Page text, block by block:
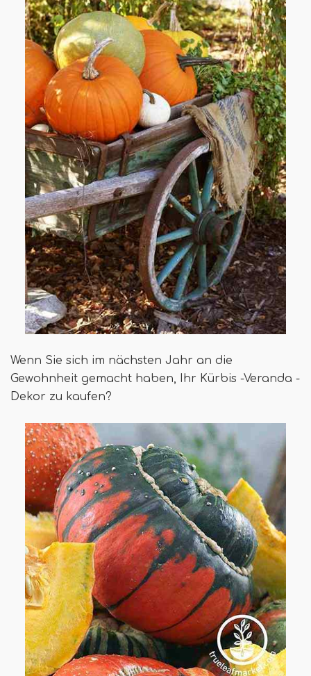
Wenn Sie sich im nächsten Jahr an die
Gewohnheit gemacht haben, Ihr Kürbis -Veranda -
Dekor zu kaufen?